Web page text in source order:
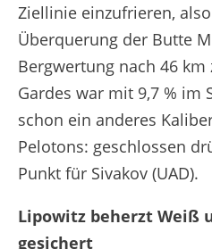
Ziellinie einzufrieren, also
Überquerung der Butte
Bergwertung nach 46 km
Gardes war mit 9,7 % im
schon ein anderes
Pelotons: geschlossen
Punkt für Sivakov (UAD).
Lipowitz beherzt Weiß
gesichert